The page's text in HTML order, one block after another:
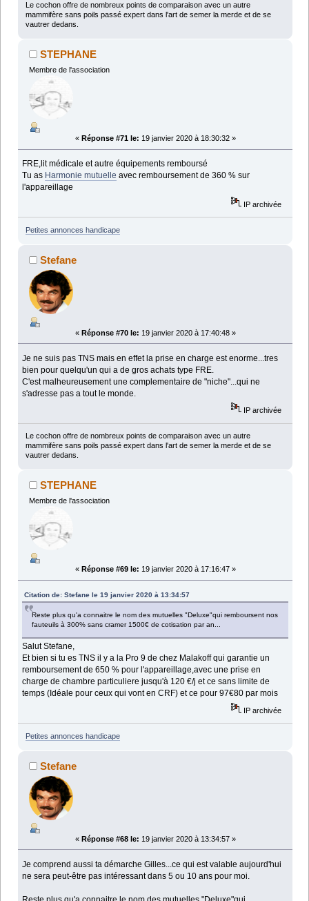
Le cochon offre de nombreux points de comparaison avec un autre
mammifère sans poils passé expert dans l'art de semer la merde et de se
vautrer dedans.
STEPHANE
Membre de l'association
« Réponse #71 le: 19 janvier 2020 à 18:30:32 »
FRE,lit médicale et autre équipements remboursé
Tu as Harmonie mutuelle avec remboursement de 360 % sur
l'appareillage
IP archivée
Petites annonces handicape
Stefane
« Réponse #70 le: 19 janvier 2020 à 17:40:48 »
Je ne suis pas TNS mais en effet la prise en charge est enorme...tres
bien pour quelqu'un qui a de gros achats type FRE.
C'est malheureusement une complementaire de "niche"...qui ne
s'adresse pas a tout le monde.
IP archivée
Le cochon offre de nombreux points de comparaison avec un autre
mammifère sans poils passé expert dans l'art de semer la merde et de se
vautrer dedans.
STEPHANE
Membre de l'association
« Réponse #69 le: 19 janvier 2020 à 17:16:47 »
Citation de: Stefane le 19 janvier 2020 à 13:34:57
Reste plus qu'a connaitre le nom des mutuelles "Deluxe"qui remboursent nos
fauteuils à 300% sans cramer 1500€ de cotisation par an...
Salut Stefane,
Et bien si tu es TNS il y a la Pro 9 de chez Malakoff qui garantie un
remboursement de 650 % pour l'appareillage,avec une prise en
charge de chambre particuliere jusqu'à 120 €/j et ce sans limite de
temps (Idéale pour ceux qui vont en CRF) et ce pour 97€80 par mois
IP archivée
Petites annonces handicape
Stefane
« Réponse #68 le: 19 janvier 2020 à 13:34:57 »
Je comprend aussi ta démarche Gilles...ce qui est valable aujourd'hui
ne sera peut-être pas intéressant dans 5 ou 10 ans pour moi.